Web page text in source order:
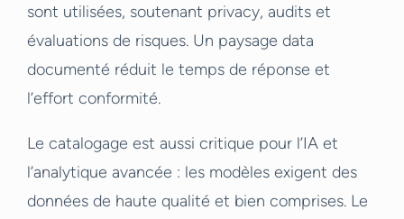
sont utilisées, soutenant privacy, audits et
évaluations de risques. Un paysage data
documenté réduit le temps de réponse et
l’effort conformité.
Le catalogage est aussi critique pour l’IA et
l’analytique avancée : les modèles exigent des
données de haute qualité et bien comprises. Le